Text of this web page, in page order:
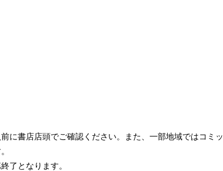
に書店店頭でご確認ください。また、一部地域ではコミッ
了となります。